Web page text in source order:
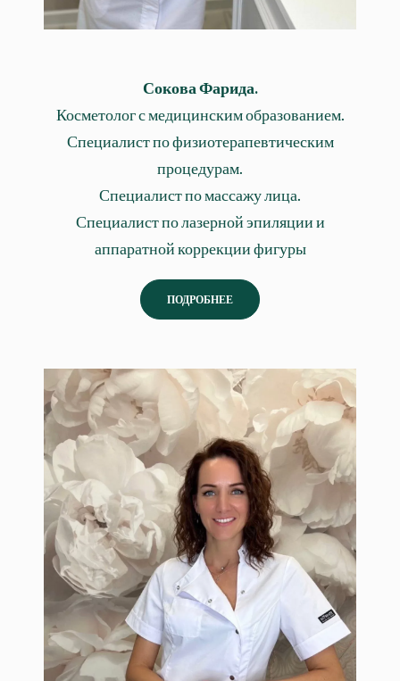
Сокова Фарида.
Косметолог с медицинским образованием.
Специалист по физиотерапевтическим
процедурам.
Специалист по массажу лица.
Специалист по лазерной эпиляции и
аппаратной коррекции фигуры
ПОДРОБНЕЕ
Гайдидеева Евгения
Специалист по перманентному макияжу
и дермопигментации. Специалист по
лазерному удалению некачественного
татуажа и тату. Мастер по
ламинированию: ресниц и бровей.
Специалист по лазерному удалению
волос.